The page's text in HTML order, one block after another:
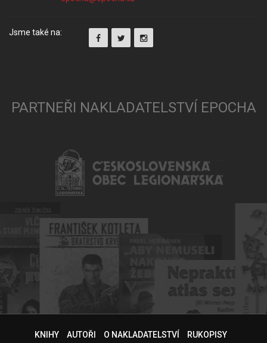
Jsme také na:
PARTNEŘI NAKLADATELSTVÍ EPOCHA
KNIHY AUTOŘI O NAKLADATELSTVÍ RUKOPISY